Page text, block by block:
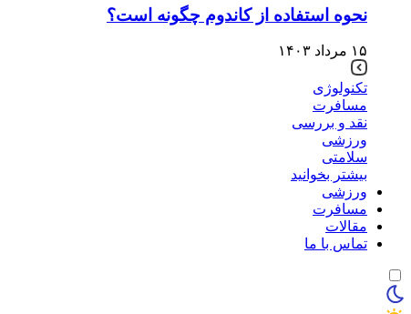
نحوه استفاده از کاندوم چگونه است؟
۱۵ مرداد ۱۴۰۳
تکنولوژی
مسافرت
نقد و بررسی
ورزشی
سلامتی
بیشتر بخوانید
ورزشی
مسافرت
مقالات
تماس با ما